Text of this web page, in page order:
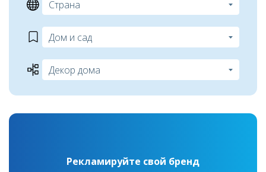
Рекламируйте свой бренд